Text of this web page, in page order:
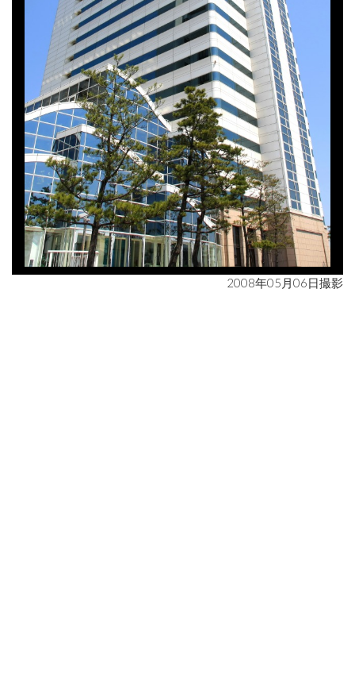
2008年05月06日撮影